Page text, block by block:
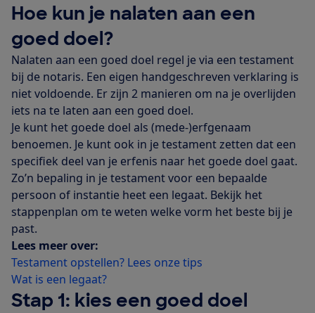
Hoe kun je nalaten aan een
goed doel?
Nalaten aan een goed doel regel je via een testament
bij de notaris. Een eigen handgeschreven verklaring is
niet voldoende. Er zijn 2 manieren om na je overlijden
iets na te laten aan een goed doel.
Je kunt het goede doel als (mede-)erfgenaam
benoemen. Je kunt ook in je testament zetten dat een
specifiek deel van je erfenis naar het goede doel gaat.
Zo’n bepaling in je testament voor een bepaalde
persoon of instantie heet een legaat. Bekijk het
stappenplan om te weten welke vorm het beste bij je
past.
Lees meer over:
Testament opstellen? Lees onze tips
Wat is een legaat?
Stap 1: kies een goed doel